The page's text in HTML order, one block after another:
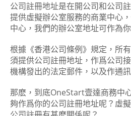
公司註冊地址是在開公司和公司
提供虛擬辦公室服務的商業中心
中心，我們的辦公室地址可作為
根據《香港公司條例》規定，所
須提供公司註冊地址，作爲公司
機構發出的法定郵件，以及作通
那麽，到底OneStart壹達商務中
夠作爲你的公司註冊地址呢？虛